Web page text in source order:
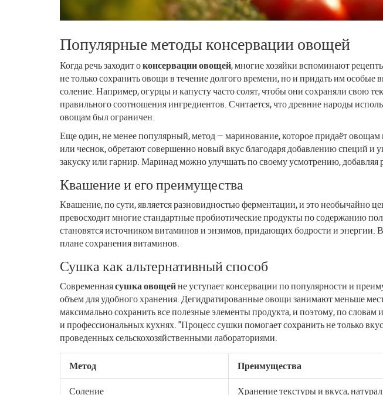
Популярные методы консервации овощей
Когда речь заходит оконсервации овощей, многие хозяйки вспоминают
не только сохранить овощи в течение долгого времени, но и придать им
соление. Например, огурцы и капусту часто солят, чтобы они сохраняли свою
правильного соотношения ингредиентов. Считается, что древние народы
овощам был ограничен.
Еще один, не менее популярный, метод — маринование, которое придаёт
или чеснок, обретают совершенно новый вкус благодаря добавлению специй и
закуску или гарнир. Маринад можно улучшать по своему усмотрению, добавляя
Квашение и его преимущества
Квашение, по сути, является разновидностью ферментации, и это необычайно
превосходит многие стандартные пробиотические продукты по содержанию
становятся источником витаминов и энзимов, придающих бодрости и энергии.
плане сохранения витаминов.
Сушка как альтернативный способ
Современнаясушка овощейне уступает консервации по популярности и
объем для удобного хранения. Дегидратированные овощи занимают меньше
максимально сохранить все полезные элементы продукта, и поэтому, по
и профессиональных кухнях. "Процесс сушки помогает сохранить не только
проведенных сельскохозяйственными лабораториями.
Метод
Преимущества
Соление
Хранение текстуры и вкуса,